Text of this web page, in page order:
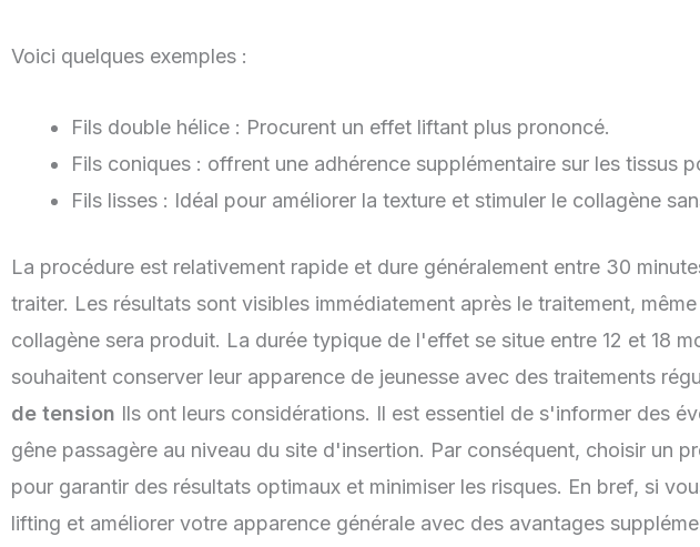
Voici quelques exemples :
Fils double hélice : Procurent un effet liftant plus prononcé.
Fils coniques : offrent une adhérence supplémentaire sur les tissus
Fils lisses : Idéal pour améliorer la texture et stimuler le collagène
La procédure est relativement rapide et dure généralement entre 30
traiter. Les résultats sont visibles immédiatement après le traitement,
collagène sera produit. La durée typique de l'effet se situe entre 12 et 18
souhaitent conserver leur apparence de jeunesse avec des traitements
de tension Ils ont leurs considérations. Il est essentiel de s'informer des
gêne passagère au niveau du site d'insertion. Par conséquent, choisir un
pour garantir des résultats optimaux et minimiser les risques. En bref, si
lifting et améliorer votre apparence générale avec des avantages